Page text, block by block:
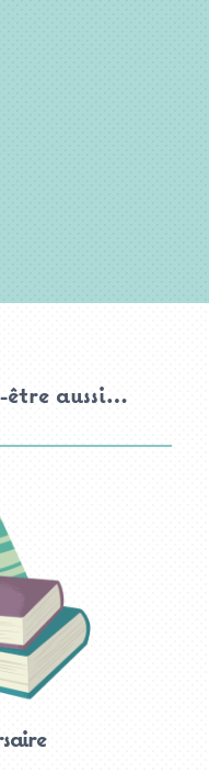
être aussi…